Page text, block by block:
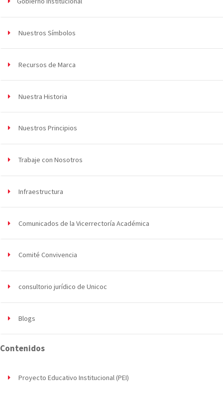
Nuestros Símbolos
Recursos de Marca
Nuestra Historia
Nuestros Principios
Trabaje con Nosotros
Infraestructura
Comunicados de la Vicerrectoría Académica
Comité Convivencia
consultorio jurídico de Unicoc
Blogs
Contenidos
Proyecto Educativo Institucional (PEI)